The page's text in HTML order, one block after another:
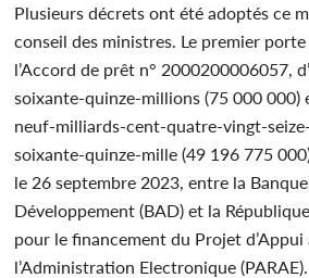
Plusieurs décrets ont été adoptés ce
conseil des ministres. Le premier
l’Accord de prêt n° 2000200006057,
soixante-quinze-millions (75 000 000)
neuf-milliards-cent-quatre-vingt-
soixante-quinze-mille (49 196 775
le 26 septembre 2023, entre la
Développement (BAD) et la
pour le financement du Projet
l’Administration Electronique (PARAE).